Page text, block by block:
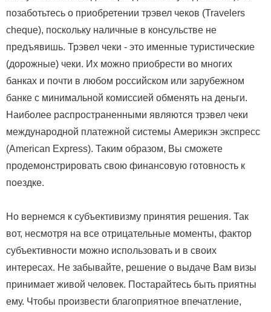
позаботьтесь о приобретении трэвел чеков (Travelers
cheque), поскольку наличные в консульстве не
предъявишь. Трэвел чеки - это именные туристические
(дорожные) чеки. Их можно приобрести во многих
банках и почти в любом российском или зарубежном
банке с минимальной комиссией обменять на деньги.
Наиболее распространенными являются трэвел чеки
международной платежной системы Америкэн экспресс
(American Express). Таким образом, Вы сможете
продемонстрировать свою финансовую готовность к
поездке.
Но вернемся к субъективизму принятия решения. Так
вот, несмотря на все отрицательные моменты, фактор
субъективности можно использовать и в своих
интересах. Не забывайте, решение о выдаче Вам визы
принимает живой человек. Постарайтесь быть приятны
ему. Чтобы произвести благоприятное впечатление,